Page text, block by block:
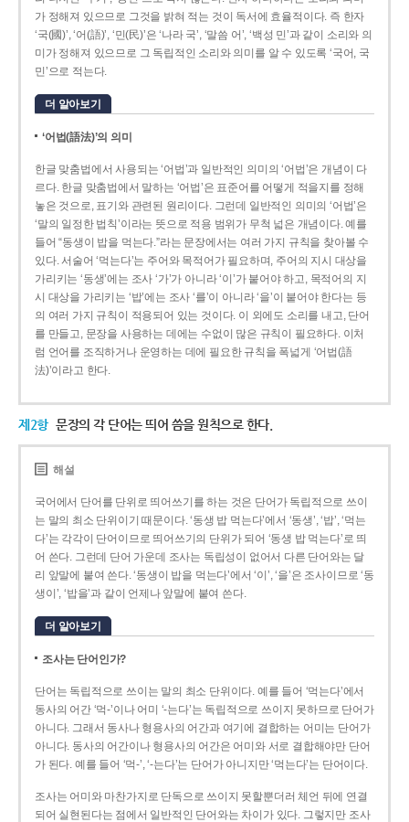
가 정해져 있으므로 그것을 밝혀 적는 것이 독서에 효율적이다. 즉 한자
‘국(國)’, ‘어(語)’, ‘민(民)’은 ‘나라 국’, ‘말씀 어’, ‘백성 민’과 같이 소리와 의
미가 정해져 있으므로 그 독립적인 소리와 의미를 알 수 있도록 ‘국어, 국
민’으로 적는다.
더 알아보기
‘어법(語法)’의 의미
한글 맞춤법에서 사용되는 ‘어법’과 일반적인 의미의 ‘어법’은 개념이 다
르다. 한글 맞춤법에서 말하는 ‘어법’은 표준어를 어떻게 적을지를 정해
놓은 것으로, 표기와 관련된 원리이다. 그런데 일반적인 의미의 ‘어법’은
‘말의 일정한 법칙’이라는 뜻으로 적용 범위가 무척 넓은 개념이다. 예를
들어 “동생이 밥을 먹는다.”라는 문장에서는 여러 가지 규칙을 찾아볼 수
있다. 서술어 ‘먹는다’는 주어와 목적어가 필요하며, 주어의 지시 대상을
가리키는 ‘동생’에는 조사 ‘가’가 아니라 ‘이’가 붙어야 하고, 목적어의 지
시 대상을 가리키는 ‘밥’에는 조사 ‘를’이 아니라 ‘을’이 붙어야 한다는 등
의 여러 가지 규칙이 적용되어 있는 것이다. 이 외에도 소리를 내고, 단어
를 만들고, 문장을 사용하는 데에는 수없이 많은 규칙이 필요하다. 이처
럼 언어를 조직하거나 운영하는 데에 필요한 규칙을 폭넓게 ‘어법(語
法)’이라고 한다.
제2항 문장의 각 단어는 띄어 씀을 원칙으로 한다.
해설
국어에서 단어를 단위로 띄어쓰기를 하는 것은 단어가 독립적으로 쓰이
는 말의 최소 단위이기 때문이다. ‘동생 밥 먹는다’에서 ‘동생’, ‘밥’, ‘먹는
다’는 각각이 단어이므로 띄어쓰기의 단위가 되어 ‘동생 밥 먹는다’로 띄
어 쓴다. 그런데 단어 가운데 조사는 독립성이 없어서 다른 단어와는 달
리 앞말에 붙여 쓴다. ‘동생이 밥을 먹는다’에서 ‘이’, ‘을’은 조사이므로 ‘동
생이’, ‘밥을’과 같이 언제나 앞말에 붙여 쓴다.
더 알아보기
조사는 단어인가?
단어는 독립적으로 쓰이는 말의 최소 단위이다. 예를 들어 ‘먹는다’에서
동사의 어간 ‘먹-­’이나 어미 ‘­-는다’는 독립적으로 쓰이지 못하므로 단어가
아니다. 그래서 동사나 형용사의 어간과 여기에 결합하는 어미는 단어가
아니다. 동사의 어간이나 형용사의 어간은 어미와 서로 결합해야만 단어
가 된다. 예를 들어 ‘먹-’, ‘-는다’는 단어가 아니지만 ‘먹는다’는 단어이다.
조사는 어미와 마찬가지로 단독으로 쓰이지 못할뿐더러 체언 뒤에 연결
되어 실현된다는 점에서 일반적인 단어와는 차이가 있다. 그렇지만 조사